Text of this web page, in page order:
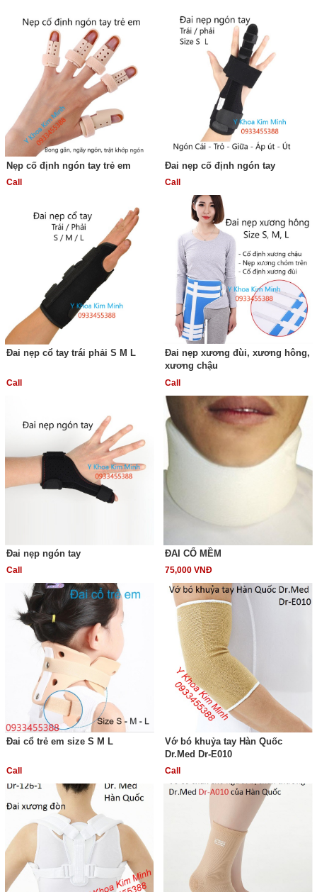
Nẹp cố định ngón tay trẻ em
Call
Đai nẹp cố định ngón tay
Call
Đai nẹp cổ tay trái phải S M L
Call
Đai nẹp xương đùi, xương hông,
xương chậu
Call
Đai nẹp ngón tay
Call
ĐAI CỔ MỀM
75,000 VNĐ
Đai cổ trẻ em size S M L
Call
Vớ bó khuỷa tay Hàn Quốc
Dr.Med Dr-E010
Call